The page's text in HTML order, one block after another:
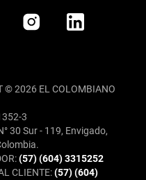
© 2026 EL COLOMBIANO
3
30 Sur - 119, Envigado,
(57) (604) 3315252
CLIENTE:(57) (604)